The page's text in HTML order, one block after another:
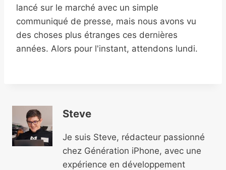
lancé sur le marché avec un simple
communiqué de presse, mais nous avons vu
des choses plus étranges ces dernières
années. Alors pour l'instant, attendons lundi.
Steve
Je suis Steve, rédacteur passionné
chez Génération iPhone, avec une
expérience en développement